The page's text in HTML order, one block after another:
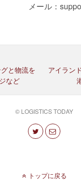
メール：
と物流を
など
アイラン
© LOGISTICS TODAY
トップに戻る